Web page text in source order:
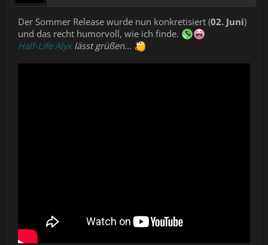
Der Sommer Release wurde nun konkretisiert (02. Juni)
und das recht humorvoll, wie ich finde.
Half-Life Alyxlässt grüßen...